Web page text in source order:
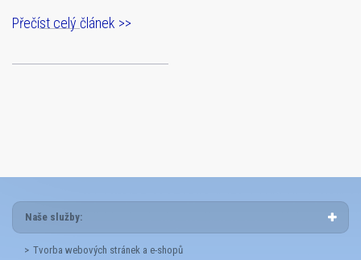
Přečíst celý článek >>
Naše služby:
Tvorba webových stránek a e-shopů